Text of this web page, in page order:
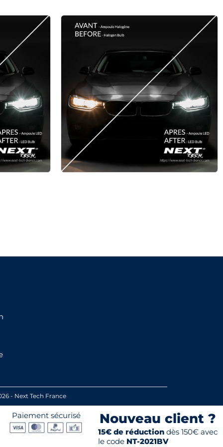
Paiement sécurisé Nouveau client ?
15€ de réductiondès 150€ avec
le code NT-2021BV
- Next Tech France